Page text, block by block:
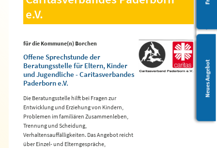
Leichte Sprache
Neues Angebot
e.V.
für die Kommune(n) Borchen
Offene Sprechstunde der
Beratungsstelle für Eltern, Kinder
und Jugendliche - Caritasverbandes
Paderborn e.V.
Die Beratungsstelle hilft bei Fragen zur
Entwicklung und Erziehung von Kindern,
Problemen im familiären Zusammenleben,
Trennung und Scheidung,
Verhaltensauffälligkeiten. Das Angebot reicht
über Einzel- und Elterngespräche,